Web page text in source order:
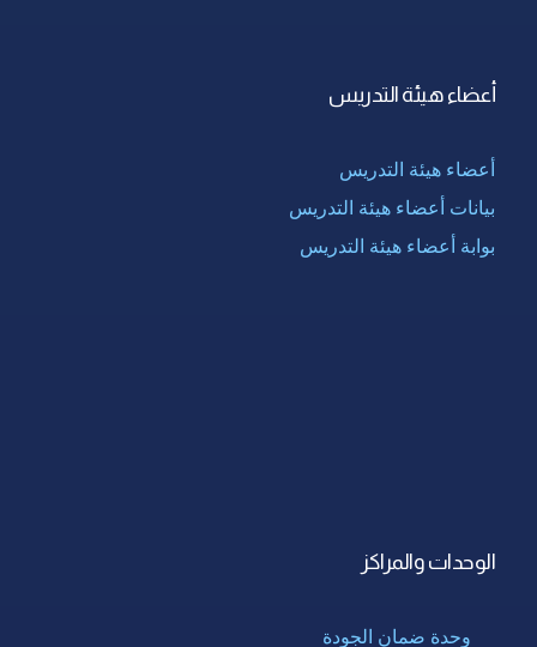
أعضاء هيئة التدريس
أعضاء هيئة التدريس
بيانات أعضاء هيئة التدريس
بوابة أعضاء هيئة التدريس
الوحدات والمراكز
وحدة ضمان الجودة